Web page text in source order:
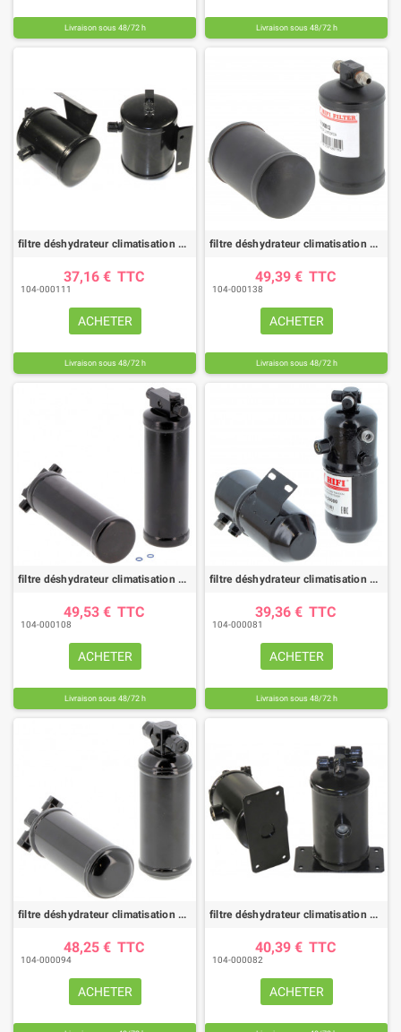
Livraison sous 48/72 h Livraison sous 48/72 h
filtre déshydrateur climatisation DYH70002 |HIFI FILTER
37,16 € TTC
104-000111
ACHETER
Livraison sous 48/72 h
filtre déshydrateur climatisation DYH90013 |HIFI FILTER
49,39 € TTC
104-000138
ACHETER
Livraison sous 48/72 h
filtre déshydrateur climatisation DYH60026 |HIFI FILTER
49,53 € TTC
104-000108
ACHETER
Livraison sous 48/72 h
filtre déshydrateur climatisation DYH50000 |HIFI FILTER
39,36 € TTC
104-000081
ACHETER
Livraison sous 48/72 h
filtre déshydrateur climatisation DYH50017 |HIFI FILTER
48,25 € TTC
104-000094
ACHETER
filtre déshydrateur climatisation DYH50002 |HIFI FILTER
40,39 € TTC
104-000082
ACHETER